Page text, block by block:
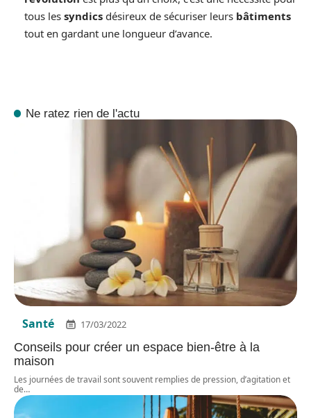
tous les syndics désireux de sécuriser leurs bâtiments
tout en gardant une longueur d’avance.
Ne ratez rien de l'actu
Santé 17/03/2022
Conseils pour créer un espace bien-être à la
maison
Les journées de travail sont souvent remplies de pression, d’agitation et
de…